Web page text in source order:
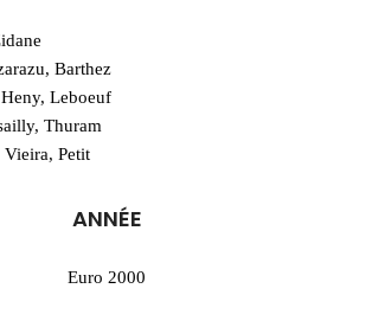
Barthez
Leboeuf
Thuram
Petit
ANNÉE
Euro 2000